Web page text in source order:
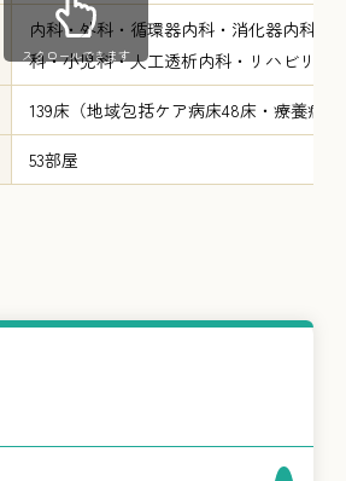
内科・外科・循環器内科・消化器内科・
科・小児科・人工透析内科・リハビリ
139床（地域包括ケア病床48床・療養病床
53部屋
スクロールできます